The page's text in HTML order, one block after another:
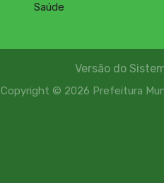
Saúde
Versão do
Copyright © 2026 Prefeitura